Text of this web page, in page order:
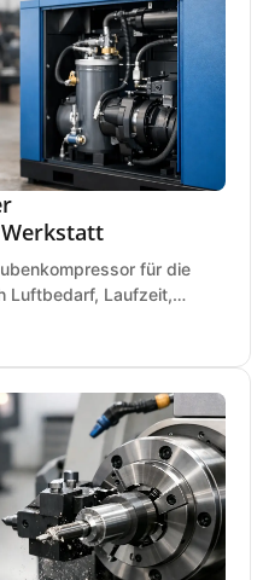
für die
Luftbedarf, Laufzeit,